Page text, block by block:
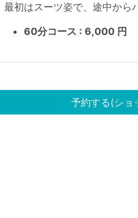
最初はスーツ姿で、途中から
60分コース : 6,000 円
予約する(ショ